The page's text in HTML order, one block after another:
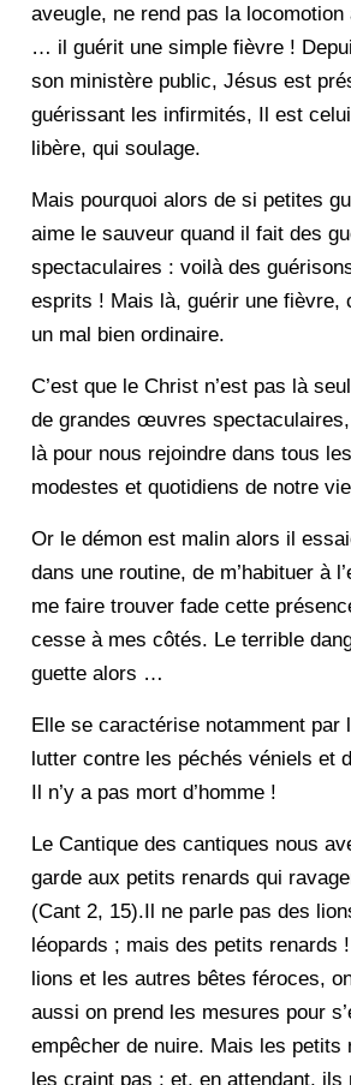
aveugle, ne rend pas la locomotion
… il guérit une simple fièvre !
son ministère public, Jésus est
guérissant les infirmités, Il est
libère, qui soulage.
Mais pourquoi alors de si petites
aime le sauveur quand il fait des
spectaculaires : voilà des
esprits ! Mais là, guérir une fièvre,
un mal bien ordinaire.
C’est que le Christ n’est pas là
de grandes œuvres
là pour nous rejoindre dans tous
modestes et quotidiens de notre
Or le démon est malin alors il
dans une routine, de m’habituer à
me faire trouver fade cette
cesse à mes côtés. Le terrible
guette alors …
Elle se caractérise notamment par
lutter contre les péchés véniels et
Il n’y a pas mort d’homme !
Le Cantique des cantiques nous
garde aux petits renards qui
(Cant 2, 15).Il ne parle pas des
léopards ; mais des petits renards !
lions et les autres bêtes féroces,
aussi on prend les mesures pour
empêcher de nuire. Mais les petits
les craint pas ; et, en attendant, ils